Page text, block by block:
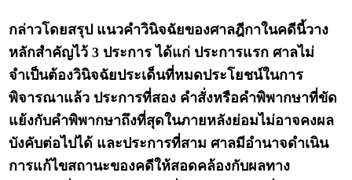
กล่าวโดยสรุป แนวคำวินิจฉัยของศาลฎีกาในคดีนี้วาง
หลักสำคัญไว้ 3 ประการ ได้แก่ ประการแรก ศาลไม่
จำเป็นต้องวินิจฉัยประเด็นที่หมดประโยชน์ในการ
พิจารณาแล้ว ประการที่สอง คำสั่งหรือคำพิพากษาที่ขัด
แย้งกับคำพิพากษาถึงที่สุดในภายหลังย่อมไม่อาจคงผล
บังคับต่อไปได้ และประการที่สาม ศาลมีอำนาจดำเนิน
การแก้ไขสถานะของคดีให้สอดคล้องกับผลทาง